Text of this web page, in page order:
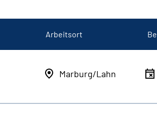
Arbeitsort
Marburg/Lahn